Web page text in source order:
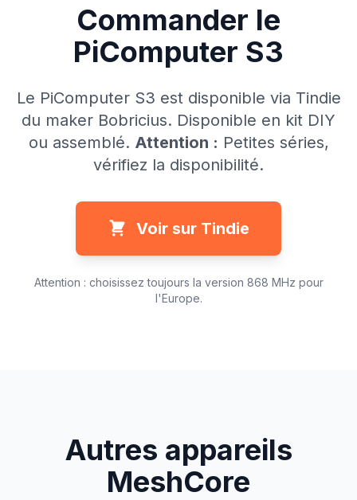
Commander le
PiComputer S3
Le PiComputer S3 est disponible via Tindie
du maker Bobricius. Disponible en kit DIY
ou assemblé. Attention : Petites séries,
vérifiez la disponibilité.
Voir sur Tindie
Attention : choisissez toujours la version 868 MHz pour
l'Europe.
Autres appareils
MeshCore